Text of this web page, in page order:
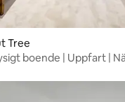
Tree
boende | Uppfart |